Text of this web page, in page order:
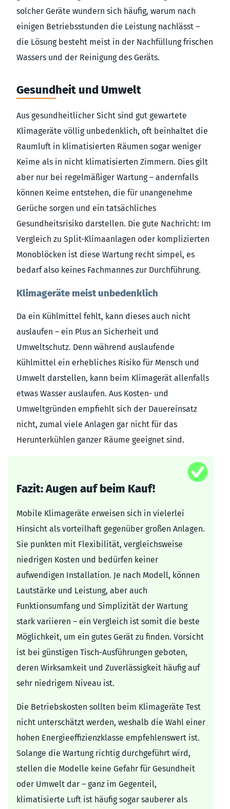
solcher Geräte wundern sich häufig, warum nach
einigen Betriebsstunden die Leistung nachlässt –
die Lösung besteht meist in der Nachfüllung frischen
Wassers und der Reinigung des Geräts.
Gesundheit und Umwelt
Aus gesundheitlicher Sicht sind gut gewartete
Klimageräte völlig unbedenklich, oft beinhaltet die
Raumluft in klimatisierten Räumen sogar weniger
Keime als in nicht klimatisierten Zimmern. Dies gilt
aber nur bei regelmäßiger Wartung – andernfalls
können Keime entstehen, die für unangenehme
Gerüche sorgen und ein tatsächliches
Gesundheitsrisiko darstellen. Die gute Nachricht: Im
Vergleich zu Split-Klimaanlagen oder komplizierten
Monoblöcken ist diese Wartung recht simpel, es
bedarf also keines Fachmannes zur Durchführung.
Klimageräte meist unbedenklich
Da ein Kühlmittel fehlt, kann dieses auch nicht
auslaufen – ein Plus an Sicherheit und
Umweltschutz. Denn während auslaufende
Kühlmittel ein erhebliches Risiko für Mensch und
Umwelt darstellen, kann beim Klimagerät allenfalls
etwas Wasser auslaufen. Aus Kosten- und
Umweltgründen empfiehlt sich der Dauereinsatz
nicht, zumal viele Anlagen gar nicht für das
Herunterkühlen ganzer Räume geeignet sind.
Fazit: Augen auf beim Kauf!
Mobile Klimageräte erweisen sich in vielerlei
Hinsicht als vorteilhaft gegenüber großen Anlagen.
Sie punkten mit Flexibilität, vergleichsweise
niedrigen Kosten und bedürfen keiner
aufwendigen Installation. Je nach Modell, können
Lautstärke und Leistung, aber auch
Funktionsumfang und Simplizität der Wartung
stark variieren – ein Vergleich ist somit die beste
Möglichkeit, um ein gutes Gerät zu finden. Vorsicht
ist bei günstigen Tisch-Ausführungen geboten,
deren Wirksamkeit und Zuverlässigkeit häufig auf
sehr niedrigem Niveau ist.
Die Betriebskosten sollten beim Klimageräte Test
nicht unterschätzt werden, weshalb die Wahl einer
hohen Energieeffizienzklasse empfehlenswert ist.
Solange die Wartung richtig durchgeführt wird,
stellen die Modelle keine Gefahr für Gesundheit
oder Umwelt dar – ganz im Gegenteil,
klimatisierte Luft ist häufig sogar sauberer als